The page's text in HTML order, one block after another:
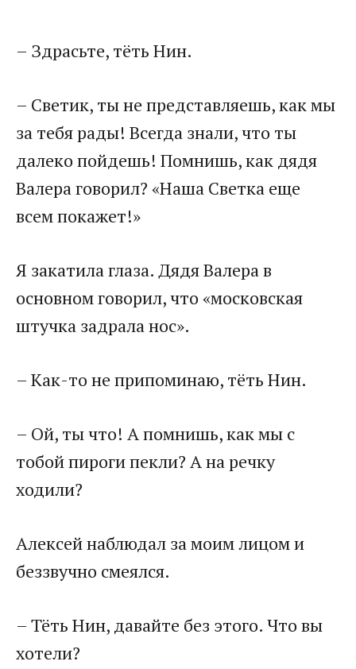
– Здрасьте, тёть Нин.
– Светик, ты не представляешь, как мы
за тебя рады! Всегда знали, что ты
далеко пойдешь! Помнишь, как дядя
Валера говорил? «Наша Светка еще
всем покажет!»
Я закатила глаза. Дядя Валера в
основном говорил, что «московская
штучка задрала нос».
– Как-то не припоминаю, тёть Нин.
– Ой, ты что! А помнишь, как мы с
тобой пироги пекли? А на речку
ходили?
Алексей наблюдал за моим лицом и
беззвучно смеялся.
– Тёть Нин, давайте без этого. Что вы
хотели?